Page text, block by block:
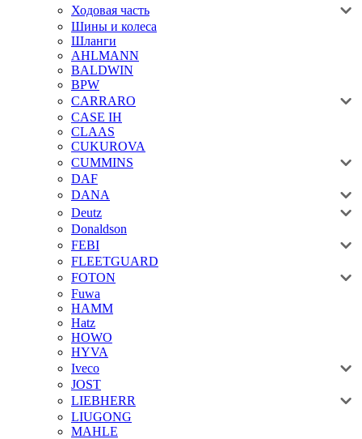
Ходовая часть
Шины и колеса
Шланги
AHLMANN
BALDWIN
BPW
CARRARO
CASE IH
CLAAS
CUKUROVA
CUMMINS
DAF
DANA
Deutz
Donaldson
FEBI
FLEETGUARD
FOTON
Fuwa
HAMM
Hatz
HOWO
HYVA
Iveco
JOST
LIEBHERR
LIUGONG
MAHLE